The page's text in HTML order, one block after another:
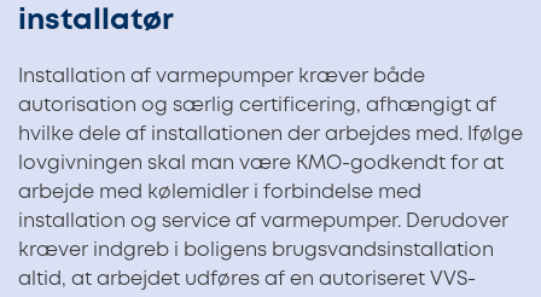
installatør
Installation af varmepumper kræver både
autorisation og særlig certificering, afhængigt af
hvilke dele af installationen der arbejdes med. Ifølge
lovgivningen skal man være KMO-godkendt for at
arbejde med kølemidler i forbindelse med
installation og service af varmepumper. Derudover
kræver indgreb i boligens brugsvandsinstallation
altid, at arbejdet udføres af en autoriseret VVS-